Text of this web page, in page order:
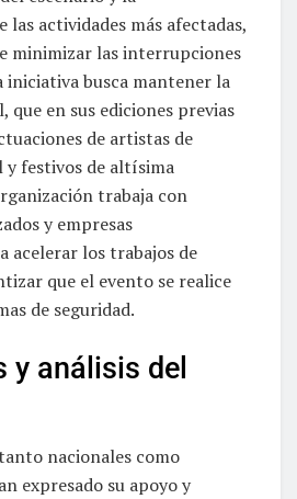
las actividades más afectadas,
minimizar las interrupciones
iniciativa busca mantener la
que en sus ediciones previas
de artistas de
festivos de altísima
trabaja con
y empresas
acelerar los trabajos de
que el evento se realice
de seguridad.
y análisis del
nacionales como
expresado su apoyo y